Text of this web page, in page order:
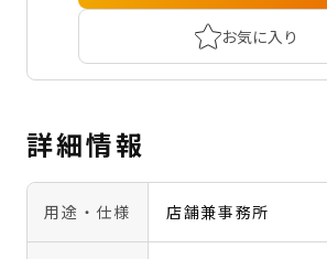
お気に入り
詳細情報
用途・仕様 店舗兼事務所